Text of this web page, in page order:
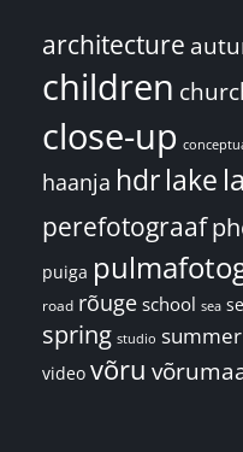
architecture
children
close-up
haanja hdrlake
perefotograaf
puiga
road rõuge school sea
spring studio summer
video võru